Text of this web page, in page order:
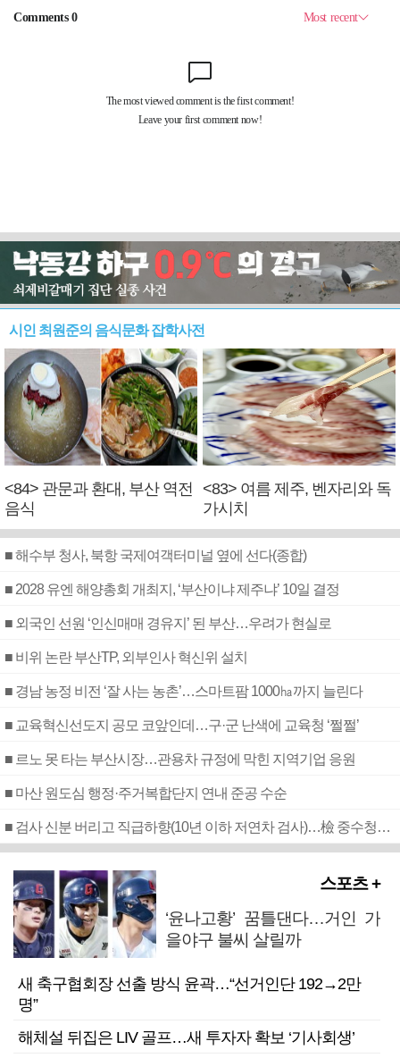
시인 최원준의 음식문화 잡학사전
<84> 관문과 환대, 부산 역전
음식
<83> 여름 제주, 벤자리와 독
가시치
■ 해수부 청사, 북항 국제여객터미널 옆에 선다(종합)
■ 2028 유엔 해양총회 개최지, ‘부산이냐 제주냐’ 10일 결정
■ 외국인 선원 ‘인신매매 경유지’ 된 부산…우려가 현실로
■ 비위 논란 부산TP, 외부인사 혁신위 설치
■ 경남 농정 비전 ‘잘 사는 농촌’…스마트팜 1000㏊까지 늘린다
■ 교육혁신선도지 공모 코앞인데…구·군 난색에 교육청 ‘쩔쩔’
■ 르노 못 타는 부산시장…관용차 규정에 막힌 지역기업 응원
■ 마산 원도심 행정·주거복합단지 연내 준공 수순
■ 검사 신분 버리고 직급하향(10년 이하 저연차 검사)…檢 중수청행 기피
스포츠 +
‘윤나고황’ 꿈틀댄다…거인 가
을야구 불씨 살릴까
새 축구협회장 선출 방식 윤곽…“선거인단 192→2만
명”
해체설 뒤집은 LIV 골프…새 투자자 확보 ‘기사회생’